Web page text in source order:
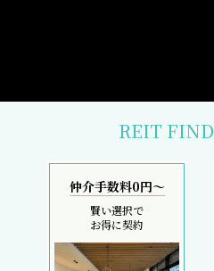
REIT FIND
仲介手数料0円～
賢い選択で
お得に契約